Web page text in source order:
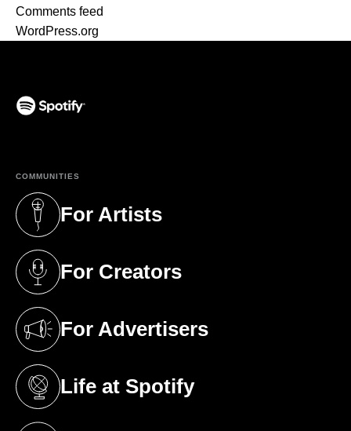
Comments feed
WordPress.org
COMMUNITIES
For Artists
(opens in a new tab)
For Creators
(opens in a new tab)
For Advertisers
(opens in a new tab)
Life at Spotify
(opens in a new tab)